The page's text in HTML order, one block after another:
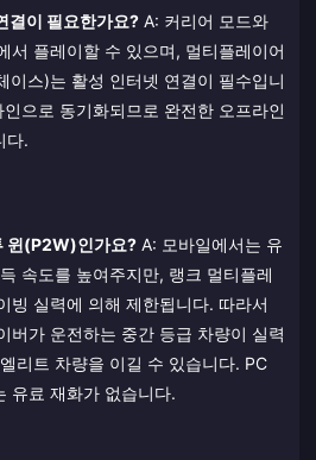
결이 필요한가요? A: 커리어 모드와
서 플레이할 수 있으며, 멀티플레이어
이스)는 활성 인터넷 연결이 필수입니
으로 동기화되므로 완전한 오프라인
다.
윈(P2W)인가요? A: 모바일에서는 유
속도를 높여주지만, 랭크 멀티플레
빙 실력에 의해 제한됩니다. 따라서
버가 운전하는 중간 등급 차량이 실력
리트 차량을 이길 수 있습니다. PC
유료 재화가 없습니다.